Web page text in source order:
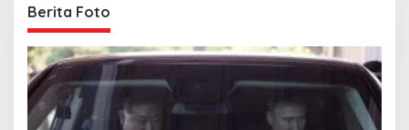
Berita Foto